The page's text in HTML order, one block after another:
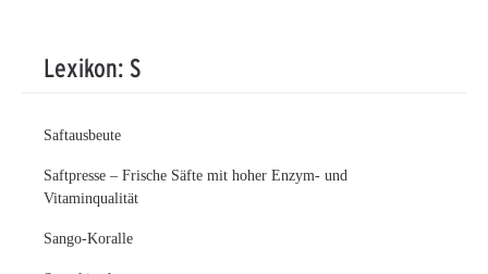
Lexikon: S
Saftausbeute
Saftpresse – Frische Säfte mit hoher Enzym- und
Vitaminqualität
Sango-Koralle